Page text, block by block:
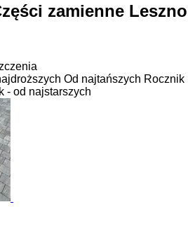
zamienne Leszno
Od najtańszych Rocznik
- od najstarszych